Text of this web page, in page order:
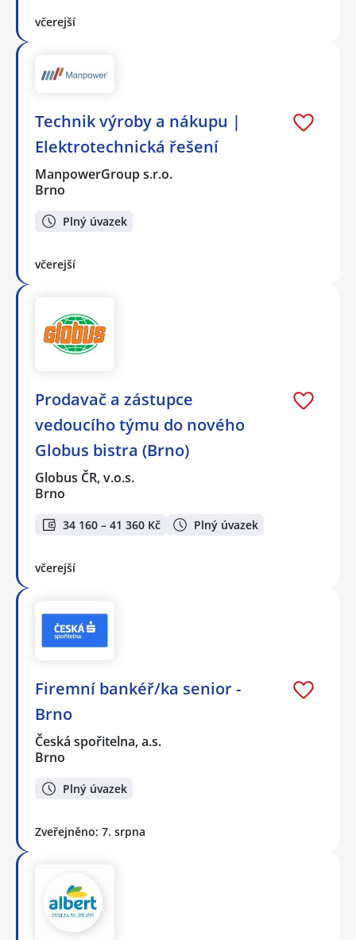
včerejší
Technik výroby a nákupu |
Elektrotechnická řešení
ManpowerGroup s.r.o.
Brno
Plný úvazek
včerejší
Prodavač a zástupce
vedoucího týmu do nového
Globus bistra (Brno)
Globus ČR, v.o.s.
Brno
34 160 – 41 360 Kč Plný úvazek
včerejší
Firemní bankéř/ka senior -
Brno
Česká spořitelna, a.s.
Brno
Plný úvazek
Zveřejněno: 7. srpna